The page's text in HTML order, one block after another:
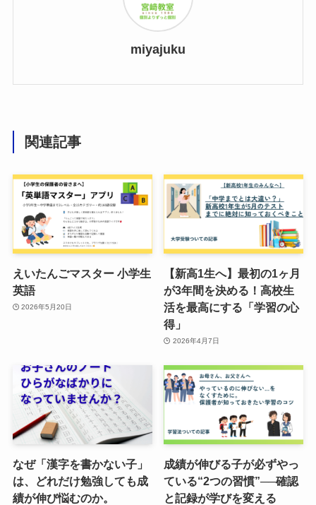
miyajuku
関連記事
えいたんごマスター 小学生
英語
2026年5月20日
【新高1生へ】最初の1ヶ月
が3年間を決める！高校生
活を最高にする「学習の心
得」
2026年4月7日
なぜ「漢字を書かない子」
は、どれだけ勉強しても成
績が伸び悩むのか。
成績が伸びる子が必ずやっ
ている“2つの習慣”──確認
と記録が学びを変える